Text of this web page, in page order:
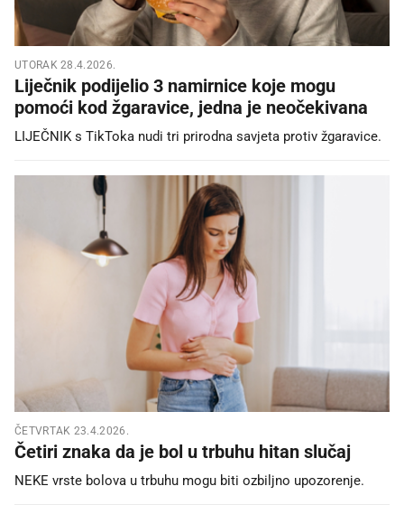
UTORAK 28.4.2026.
Liječnik podijelio 3 namirnice koje mogu
pomoći kod žgaravice, jedna je neočekivana
LIJEČNIK s TikToka nudi tri prirodna savjeta protiv žgaravice.
ČETVRTAK 23.4.2026.
Četiri znaka da je bol u trbuhu hitan slučaj
NEKE vrste bolova u trbuhu mogu biti ozbiljno upozorenje.